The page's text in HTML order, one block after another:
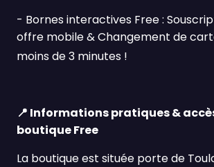
- Bornes interactives Free :
offre mobile & Changement de
moins de 3 minutes !
📍 Informations pratiques &
boutique Free
La boutique est située porte de